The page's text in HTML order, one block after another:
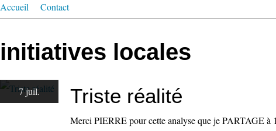
Accueil Contact
initiatives locales
7 juil. Triste réalité
Merci PIERRE pour cette analyse que je PARTAGE à